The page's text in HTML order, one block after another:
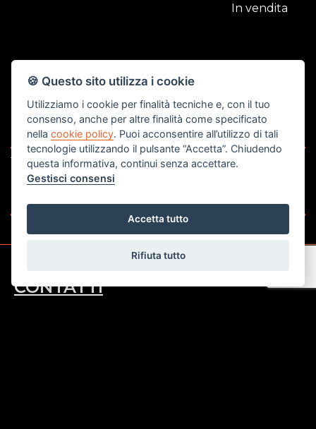
In vendita
€ 279.000
Trifamiliare
Rovigo
Rif. V1807
CONTATTI
🍪 Questo sito utilizza i cookie
Utilizziamo i cookie per finalità tecniche e, con il tuo
consenso, anche per altre finalità come specificato
nellacookie policy. Puoi acconsentire all’utilizzo di tali
tecnologie utilizzando il pulsante “Accetta”. Chiudendo
questa informativa, continui senza accettare.
Gestisci consensi
Accetta tutto
Rifiuta tutto